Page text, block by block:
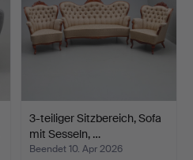
3-teiliger Sitzbereich, Sofa
mit Sesseln, …
Beendet 10. Apr 2026